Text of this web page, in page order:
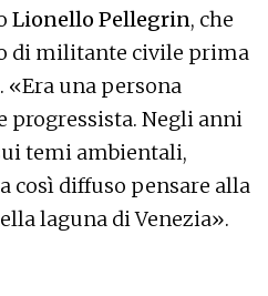
Lionello Pellegrin, che
di militante civile prima
«Era una persona
progressista. Negli anni
temi ambientali,
così diffuso pensare alla
laguna di Venezia».